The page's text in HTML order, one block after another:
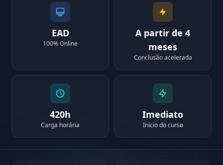
EAD
100% Online
A partir de 4
meses
Conclusão acelerada
420h
Carga horária
Imediato
Início do curso